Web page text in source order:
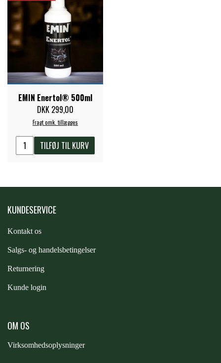
PREMIER EQUINE RYTTER
PREMIER EQUINE
STAR TACK
STUD MUFFIN
EMIN Enertol® 500ml
DKK 299,00
Fragt omk. tillægges
TILFØJ TIL KURV
KUNDESERVICE
Kontakt os
Salgs- og handelsbetingelser
Returnering
Kunde login
OM OS
Virksomhedsoplysninger